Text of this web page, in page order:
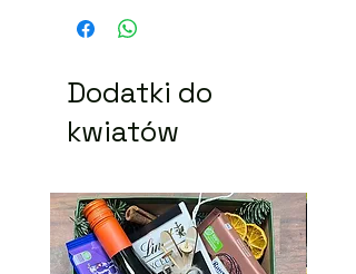
Alstromeria 4 szt. 60 sm.
Gożdzik 3 szt.
niecoróżnić.
Dodatki do
kwiatów